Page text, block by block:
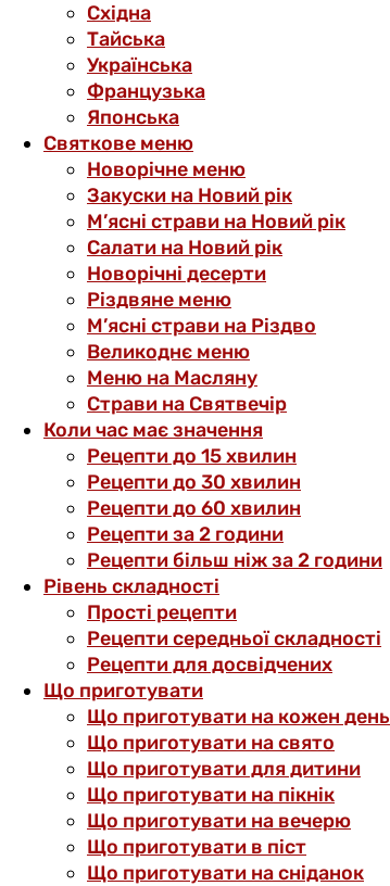
Східна
Тайська
Українська
Французька
Японська
Святкове меню
Новорічне меню
Закуски на Новий рік
М’ясні страви на Новий рік
Салати на Новий рік
Новорічні десерти
Різдвяне меню
М’ясні страви на Різдво
Великоднє меню
Меню на Масляну
Страви на Святвечір
Коли час має значення
Рецепти до 15 хвилин
Рецепти до 30 хвилин
Рецепти до 60 хвилин
Рецепти за 2 години
Рецепти більш ніж за 2 години
Рівень складності
Прості рецепти
Рецепти середньої складності
Рецепти для досвідчених
Що приготувати
Що приготувати на кожен день
Що приготувати на свято
Що приготувати для дитини
Що приготувати на пікнік
Що приготувати на вечерю
Що приготувати в піст
Що приготувати на сніданок